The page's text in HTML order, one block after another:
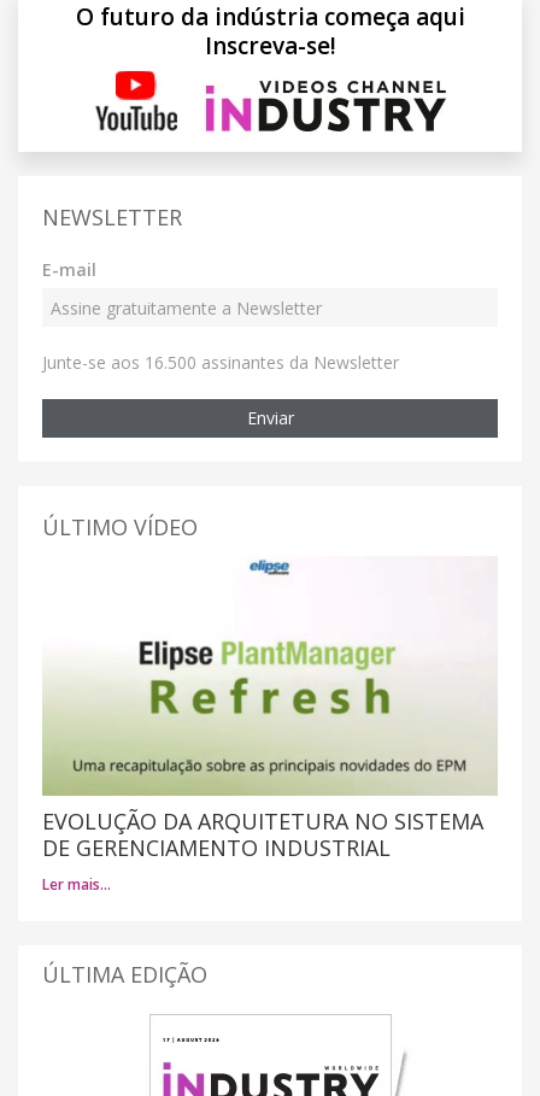
O futuro da indústria começa aqui
Inscreva-se!
NEWSLETTER
E-mail
Junte-se aos 16.500 assinantes da Newsletter
Enviar
ÚLTIMO VÍDEO
EVOLUÇÃO DA ARQUITETURA NO SISTEMA
DE GERENCIAMENTO INDUSTRIAL
Ler mais…
ÚLTIMA EDIÇÃO